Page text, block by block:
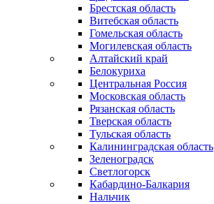
Брестская область
Витебская область
Гомельская область
Могилевская область
Алтайский край
Белокуриха
Центральная Россия
Московская область
Рязанская область
Тверская область
Тульская область
Калининградская область
Зеленоградск
Светлогорск
Кабардино-Балкария
Нальчик